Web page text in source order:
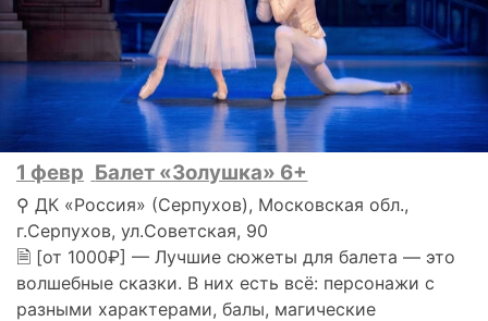
1 февр Балет «Золушка» 6+
⚲ ДК «Россия» (Серпухов), Московская обл.,
г.Серпухов, ул.Советская, 90
🗎 [от 1000₽] — Лучшие сюжеты для балета — это
волшебные сказки. В них есть всё: персонажи с
разными характерами, балы, магические